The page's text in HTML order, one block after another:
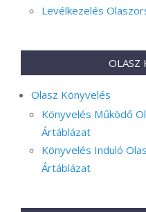
Levélkezelés
OLASZ
Olasz Könyvelés
Könyvelés Működő
Ártáblázat
Könyvelés Induló
Ártáblázat